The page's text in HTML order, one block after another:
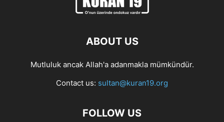
ABOUT US
Mutluluk ancak Allah'a adanmakla mümkündür.
Contact us: sultan@kuran19.org
FOLLOW US